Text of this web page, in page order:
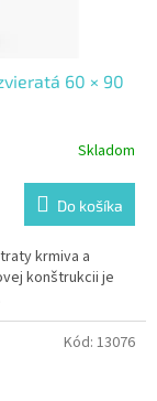
60 × 90
Skladom
Do košíka
krmiva a
konštrukcii je
Kód: 13076